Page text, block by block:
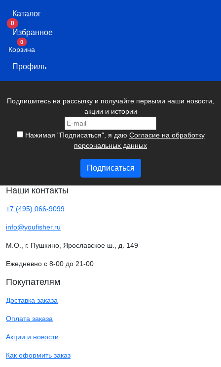
Каталог
0
Избранное
Корзина
0В корзину
Профиль
Подпишитесь на рассылку и получайте первыми наши новости,
акции и истории
Нажимая "Подписаться", я даю Согласие на обработку
персональных данных
Подписаться
Наши контакты
+7 (495) 066-9099
info@youfisher.ru
М.О., г. Пушкино, Ярославское ш., д. 149
Ежедневно с 8-00 до 21-00
Покупателям
Доставка заказа
Оплата заказа
Акции и новости
Как оформить заказ